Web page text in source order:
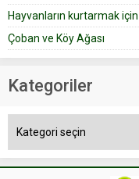
Hayvanların kurtarmak
Çoban ve Köy Ağası
Kategoriler